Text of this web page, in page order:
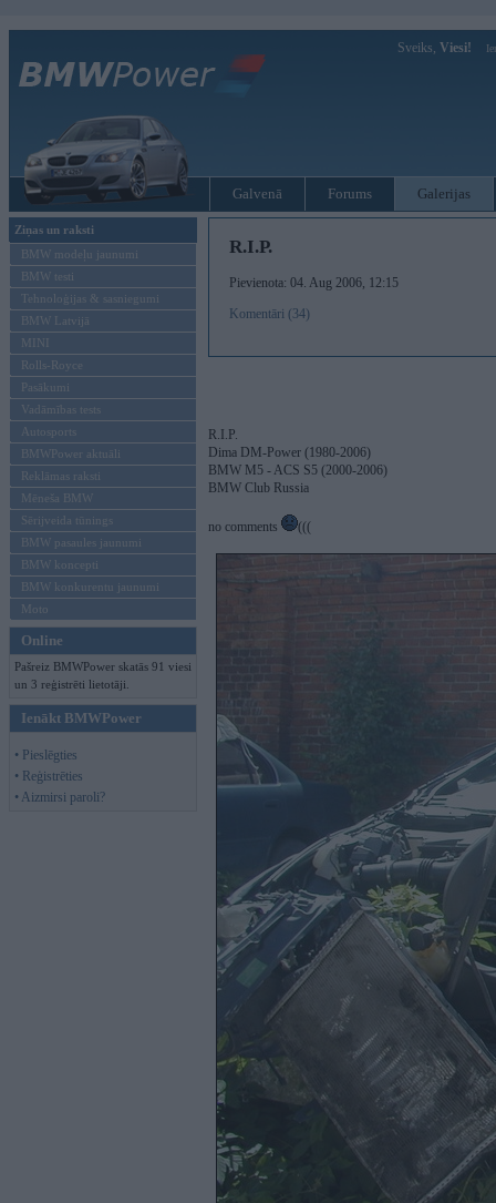
Sveiks, Viesi!
Galvenā Forums Galerijas
Ziņas un raksti
BMW modeļu jaunumi
BMW testi
Tehnoloģijas & sasniegumi
BMW Latvijā
MINI
Rolls-Royce
Pasākumi
Vadāmības tests
Autosports
BMWPower aktuāli
Reklāmas raksti
Mēneša BMW
Sērijveida tūnings
BMW pasaules jaunumi
BMW koncepti
BMW konkurentu jaunumi
Moto
Online
Pašreiz BMWPower skatās 91 viesi
un 3 reģistrēti lietotāji.
Ienākt BMWPower
• Pieslēgties
• Reģistrēties
• Aizmirsi paroli?
R.I.P.
Pievienota: 04. Aug 2006, 12:15
Komentāri (34)
R.I.P.
Dima DM-Power (1980-2006)
BMW M5 - ACS S5 (2000-2006)
BMW Club Russia
no comments (((